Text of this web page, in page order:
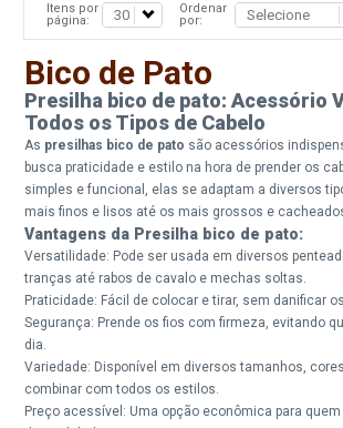
Itens por
página:
Ordenar
por:
Bico de Pato
Presilha bico de pato: Acessório
Todos os Tipos de Cabelo
As presilhas bico de pato são acessórios
busca praticidade e estilo na hora de prender os
simples e funcional, elas se adaptam a diversos
mais finos e lisos até os mais grossos e
Vantagens da Presilha bico de pato:
Versatilidade: Pode ser usada em diversos
tranças até rabos de cavalo e mechas soltas.
Praticidade: Fácil de colocar e tirar, sem danificar
Segurança: Prende os fios com firmeza, evitando
dia.
Variedade: Disponível em diversos tamanhos,
combinar com todos os estilos.
Preço acessível: Uma opção econômica para